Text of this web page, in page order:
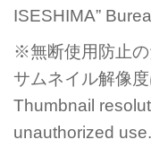
ISESHIMA”
※無断使用防止の
サムネイル解像
Thumbnail
unauthorized use.